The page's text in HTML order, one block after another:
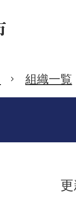
組織一覧